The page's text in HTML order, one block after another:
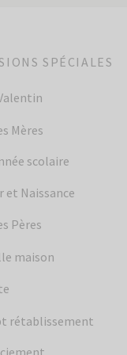
SPÉCIALES
Mères
scolaire
et Naissance
Pères
maison
rétablissement